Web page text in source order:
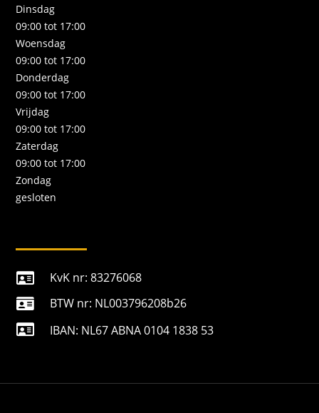
Dinsdag
09:00 tot 17:00
Woensdag
09:00 tot 17:00
Donderdag
09:00 tot 17:00
Vrijdag
09:00 tot 17:00
Zaterdag
09:00 tot 17:00
Zondag
gesloten

KvK nr: 83276068

BTW nr: NL003796208b26

IBAN: NL67 ABNA 0104 1838 53